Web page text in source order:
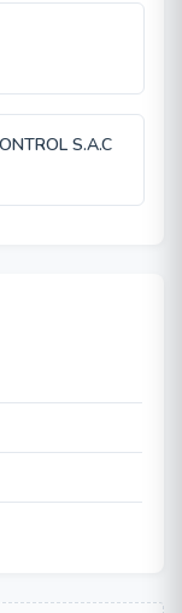
S.A.C